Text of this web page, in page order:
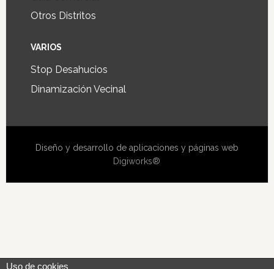
Otros Distritos
VARIOS
Stop Desahucios
Dinamización Vecinal
Diseño y desarrollo de aplicaciones y páginas web
Digiworks®
Uso de cookies